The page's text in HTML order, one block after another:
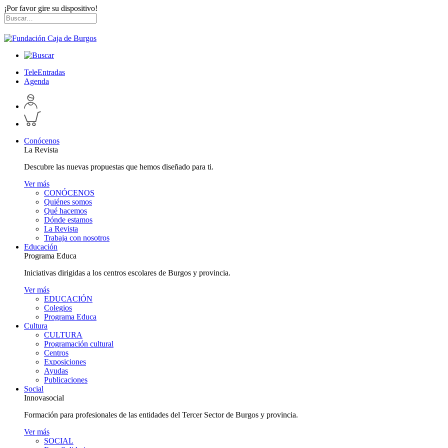
¡Por favor gire su dispositivo!
Skip
to
content
Buscar
por:
TeleEntradas
Agenda
Acceder
a
perfil
personal
Inspeccionar
carrito
Conócenos
La Revista
Descubre las nuevas propuestas que hemos diseñado para ti.
Ver más
CONÓCENOS
Quiénes somos
Qué hacemos
Dónde estamos
La Revista
Trabaja con nosotros
Educación
Programa Educa
Iniciativas dirigidas a los centros escolares de Burgos y provincia.
Ver más
EDUCACIÓN
Colegios
Programa Educa
Cultura
CULTURA
Programación cultural
Centros
Exposiciones
Ayudas
Publicaciones
Social
Innovasocial
Formación para profesionales de las entidades del Tercer Sector de Burgos y provincia.
Ver más
SOCIAL